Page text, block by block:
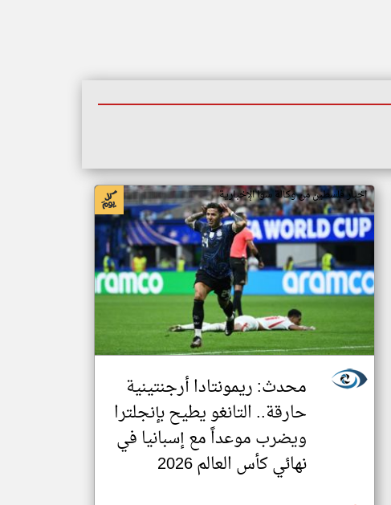
اخبار فلسطين من وكالة سوا الإخبارية
محدث: ريمونتادا أرجنتينية
حارقة.. التانغو يطيح بإنجلترا
ويضرب موعداً مع إسبانيا في
نهائي كأس العالم 2026